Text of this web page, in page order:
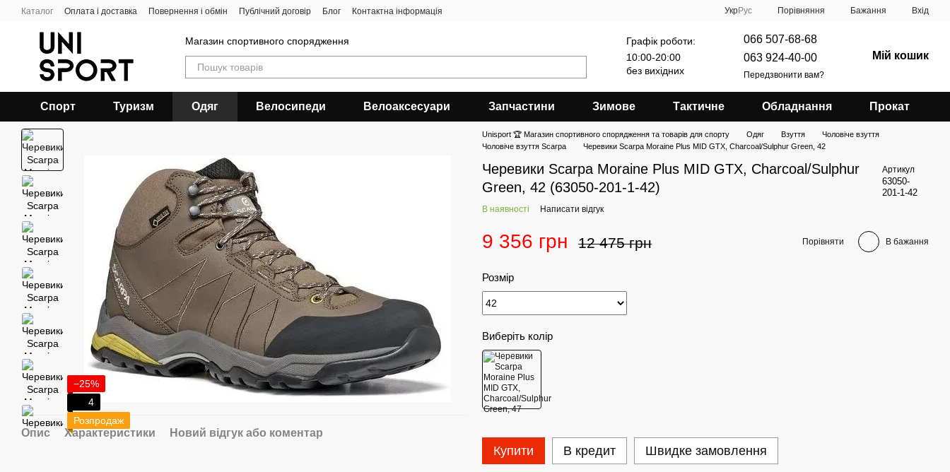
Перейти до основного контенту
Каталог Оплата і доставка Повернення і обмін Публічний договір Блог Контактна інформація УкрРус Порівняння Бажання Вхід
Магазин спортивного спорядження
Графік роботи:
10:00-20:00
без вихідних
066 507-68-68
063 924-40-00
Передзвонити вам?
Мій кошик
Спорт Туризм Одяг Велосипеди Велоаксесуари Запчастини Зимове Тактичне Обладнання Прокат
−25%
4
Розпродаж
Опис Характеристики Новий відгук або коментар
Unisport 🏆 Магазин спортивного спорядження та товарів для спорту Одяг Взуття
Чоловіче взуття
Чоловіче взуття Scarpa
Черевики Scarpa Moraine Plus MID GTX, Charcoal/Sulphur Green, 42
Черевики Scarpa Moraine Plus MID GTX, Charcoal/Sulphur
Green, 42 (63050-201-1-42)
Артикул
63050-
201-1-42
В наявності Написати відгук
9 356 грн 12 475 грн Порівняти В бажання
Розмір
Виберіть колір
Купити В кредит Швидке замовлення